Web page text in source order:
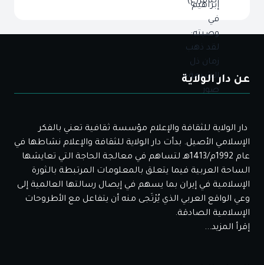
عن دار الولاية
دار الولاية للثقافة والإعلام مؤسسة ثقافية تعني بالفكر
الإسلامي الأصيل. بدأت دار الولاية للثقافة والإعلام نشاطها في
عام 1992م/1413هـ لتساهم في معالجة الحاجة التي تعايشها
الساحة العربية فيما يتعلق بالمعلومات المرتبطة بالثورة
الإسلامية في إيران بما يسهم في إيصال رسالتها العالمية إلى
وعي الواقع العربي الذي يُرْتَجى منه أن يتفاعل مع الأطروحات
الإسلامية الصادقة.
إقرأ المزيد...